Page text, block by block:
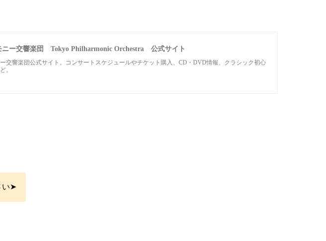
ニー交響楽団 Tokyo Philharmonic Orchestra 公式サイト
交響楽団公式サイト。コンサートスケジュールやチケット購入、CD・DVD情報、クラシック初心
。
い➤